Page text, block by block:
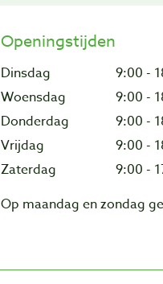
Openingstijden
Dinsdag
9:00 -
Woensdag
9:00 -
Donderdag
9:00 -
Vrijdag
9:00 -
Zaterdag
9:00 -
Op maandag en zondag